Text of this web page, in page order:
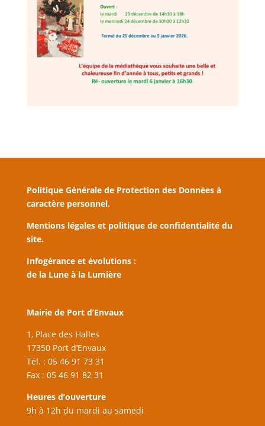
Politique Générale de Protection des Données à
caractère personnel.
Mentions légales et politique de confidentialité du
site.
Infogérance et évolutions :
de la Lune à la Lumière
Mairie de Port d’Envaux
1, Place des Halles
17350 Port d’Envaux
Tél. : 05 46 91 73 31
Fax : 05 46 91 82 31
Heures d’ouverture
9h à 12h du mardi au samedi